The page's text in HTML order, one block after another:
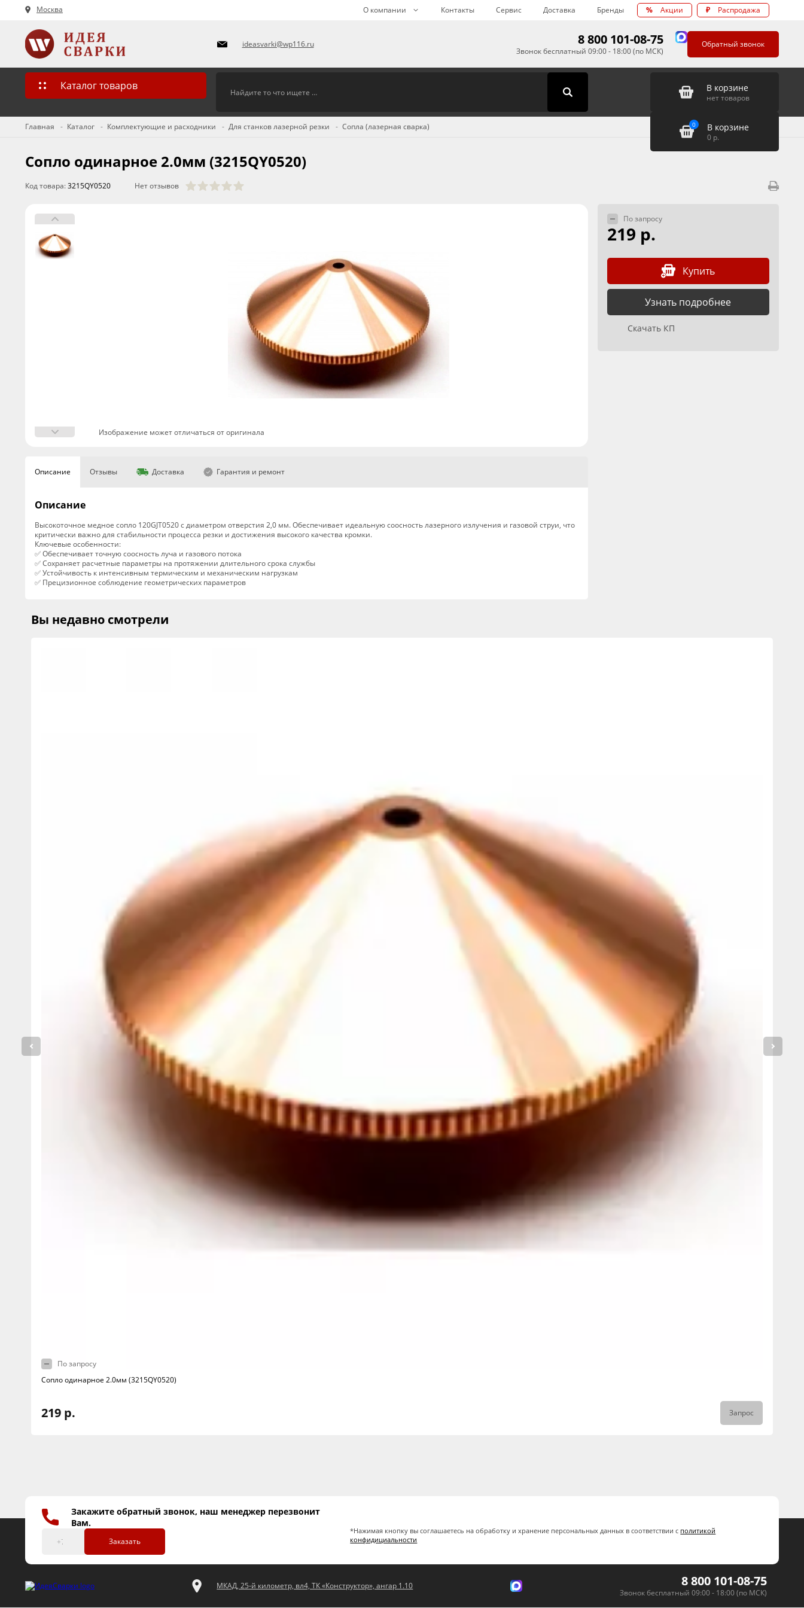
Москва О компании Контакты Сервис Доставка Бренды % Акции ₽ Распродажа
ideasvarki@wp116.ru 8 800 101-08-75
Звонок бесплатный 09:00 - 18:00 (по МСК)
Обратный звонок
Каталог товаров В корзине
нет товаров
0 В корзине
0 р.
Главная Каталог Комплектующие и расходники Для станков лазерной резки Сопла (лазерная сварка)
Сопло одинарное 2.0мм (3215QY0520)
Код товара:3215QY0520 Нет отзывов
Изображение может отличаться от оригинала
По запросу
219 р.
Купить
Узнать подробнее
Скачать КП
Описание Отзывы Доставка Гарантия и ремонт
Описание
Высокоточное медное сопло 120GJT0520 с диаметром отверстия 2,0 мм. Обеспечивает идеальную соосность лазерного излучения и газовой струи, что
критически важно для стабильности процесса резки и достижения высокого качества кромки.
Ключевые особенности:
✅ Обеспечивает точную соосность луча и газового потока
✅ Сохраняет расчетные параметры на протяжении длительного срока службы
✅ Устойчивость к интенсивным термическим и механическим нагрузкам
✅ Прецизионное соблюдение геометрических параметров
Вы недавно смотрели
По запросу
Сопло одинарное 2.0мм (3215QY0520)
219 р. Запрос
Закажите обратный звонок, наш менеджер перезвонит
Вам.
Заказать
*Нажимая кнопку вы соглашаетесь на обработку и хранение персональных данных в соответствии с политикой
конфидициальности
МКАД, 25-й километр, вл4, ТК «Конструктор», ангар 1.10 8 800 101-08-75
Звонок бесплатный 09:00 - 18:00 (по МСК)